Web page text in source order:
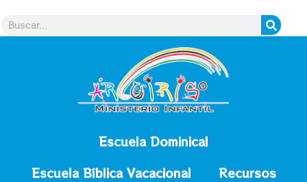
Escuela Dominical
Escuela Bíblica Vacacional
Recursos